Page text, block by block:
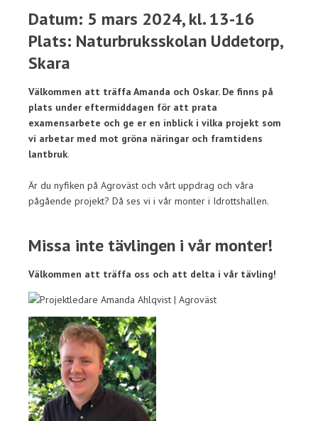
Datum: 5 mars 2024, kl. 13-16
Plats: Naturbruksskolan Uddetorp,
Skara
Välkommen att träffa Amanda och Oskar. De finns på
plats under eftermiddagen för att prata
examensarbete och ge er en inblick i vilka projekt som
vi arbetar med mot gröna näringar och framtidens
lantbruk.
Är du nyfiken på Agroväst och vårt uppdrag och våra
pågående projekt? Då ses vi i vår monter i Idrottshallen.
Missa inte tävlingen i vår monter!
Välkommen att träffa oss och att delta i vår tävling!